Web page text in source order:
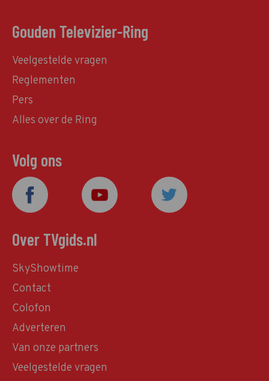
Gouden Televizier-Ring
Veelgestelde vragen
Reglementen
Pers
Alles over de Ring
Volg ons
Over TVgids.nl
SkyShowtime
Contact
Colofon
Adverteren
Van onze partners
Veelgestelde vragen